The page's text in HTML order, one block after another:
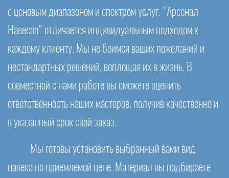
с ценовым диапазоном и спектром услуг. "Арсенал
Навесов" отличается индивидуальным подходом к
каждому клиенту. Мы не боимся ваших пожеланий и
нестандартных решений, воплощая их в жизнь. В
совместной с нами работе вы сможете оценить
ответственность наших мастеров, получив качественно и
в указанный срок свой заказ.
Мы готовы установить выбранный вами вид
навеса по приемлемой цене. Материал вы подбираете